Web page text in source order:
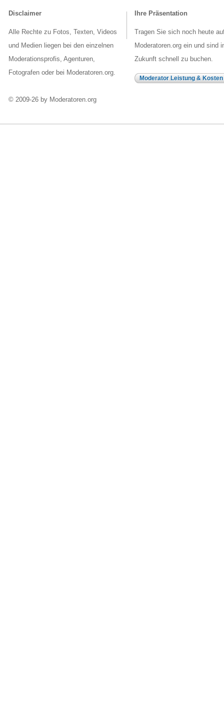
Disclaimer
Alle Rechte zu Fotos, Texten, Videos
und Medien liegen bei den einzelnen
Moderationsprofis, Agenturen,
Fotografen oder bei Moderatoren.org.
© 2009-26 by Moderatoren.org
Ihre Präsentation
Tragen Sie sich noch heute
Moderatoren.org ein und sind
Zukunft schnell zu buchen.
Moderator Leistung & Kosten